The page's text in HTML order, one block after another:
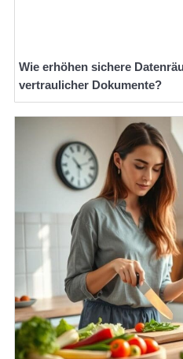
Wie erhöhen sichere
vertraulicher Dokumente?